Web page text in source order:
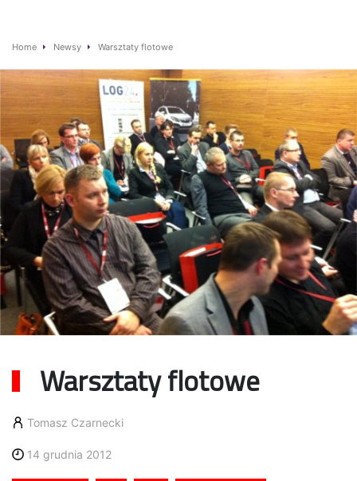
Home Newsy Warsztaty flotowe
Warsztaty flotowe
Tomasz Czarnecki
14 grudnia 2012